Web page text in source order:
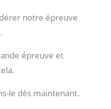
notre épreuve
épreuve et
le dès maintenant.